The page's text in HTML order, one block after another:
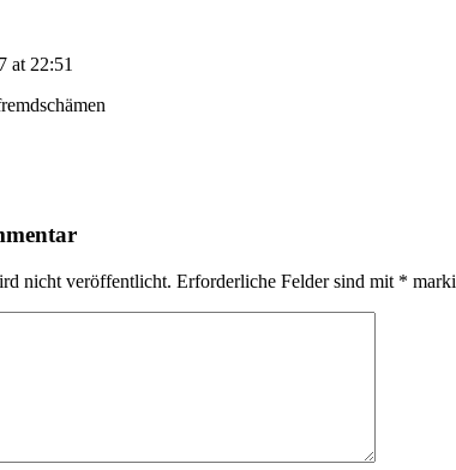
at 22:51
nicht veröffentlicht. Erforderliche Felder sind mit *